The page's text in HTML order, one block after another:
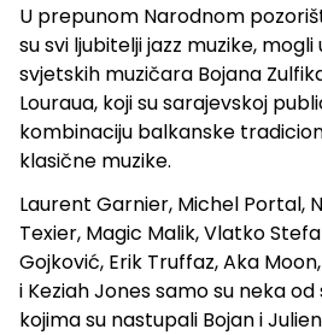
U prepunom Narodnom
su svi ljubitelji jazz muzike,
svjetskih muzičara Bojana
Louraua, koji su sarajevskoj
kombinaciju balkanske
klasične muzike.
Laurent Garnier, Michel Portal,
Texier, Magic Malik, Vlatko
Gojković, Erik Truffaz, Aka
i Keziah Jones samo su neka
kojima su nastupali Bojan i